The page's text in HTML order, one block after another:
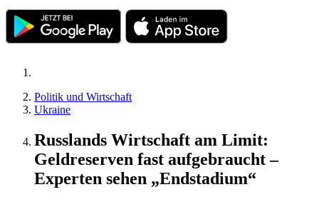
Politik und Wirtschaft
Ukraine
Russlands Wirtschaft am Limit:
Geldreserven fast aufgebraucht –
Experten sehen „Endstadium“